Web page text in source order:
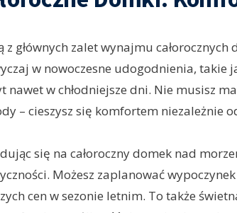
z głównych zalet wynajmu
w nowoczesne udogodnienia, takie
nawet w chłodniejsze dni. Nie musisz
– cieszysz się komfortem niezależnie
się na całoroczny domek nad
Możesz zaplanować
cen w sezonie letnim. To także